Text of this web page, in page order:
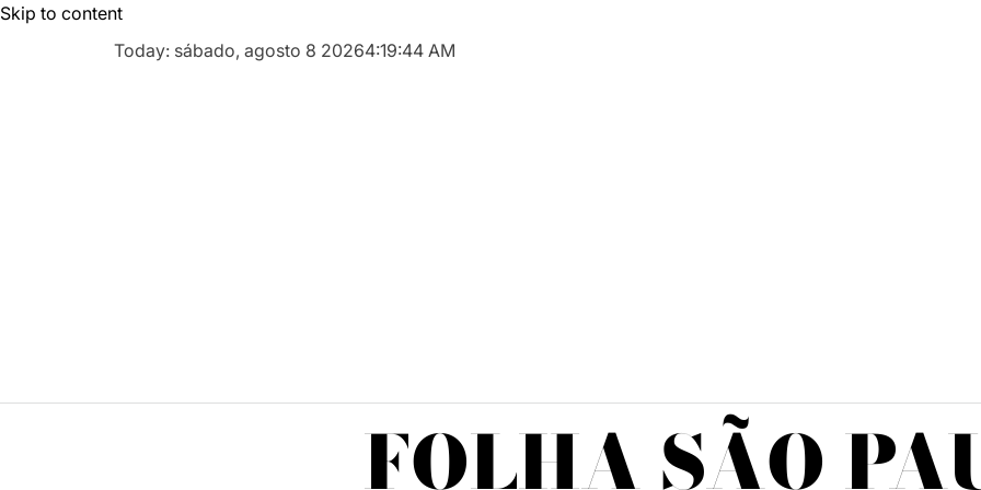
Skip to content
Today: sábado, agosto 8 20264:19:45 AM
FOLHA SÃO